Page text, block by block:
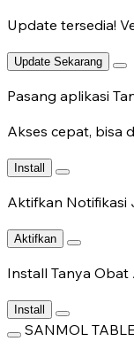
Update tersedia!
Update Sekarang
Pasang aplikasi
Akses cepat, bisa
Install
Aktifkan Notifikasi
Aktifkan
Install Tanya Obat
Install
SANMOL